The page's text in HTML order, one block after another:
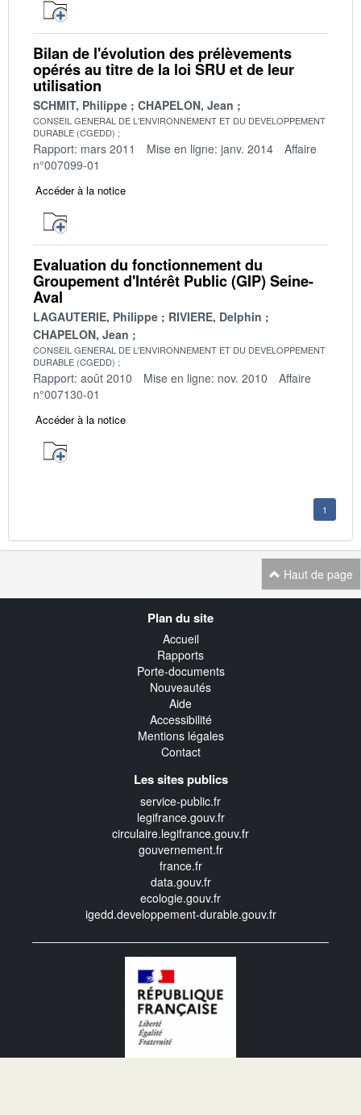
Bilan de l'évolution des prélèvements
opérés au titre de la loi SRU et de leur
utilisation
SCHMIT, Philippe CHAPELON, Jean
CONSEIL GENERAL DE L'ENVIRONNEMENT ET DU DEVELOPPEMENT
DURABLE (CGEDD)
Rapport: mars 2011 Mise en ligne: janv. 2014
Affaire
n°007099-01
Accéder à la notice
Evaluation du fonctionnement du
Groupement d'Intérêt Public (GIP) Seine-
Aval
LAGAUTERIE, Philippe
RIVIERE, Delphin
CHAPELON, Jean
CONSEIL GENERAL DE L'ENVIRONNEMENT ET DU DEVELOPPEMENT
DURABLE (CGEDD)
Rapport: août 2010 Mise en ligne: nov. 2010
Affaire
n°007130-01
Accéder à la notice
1
Haut de page
Plan du site
Accueil
Rapports
Porte-documents
Nouveautés
Aide
Accessibilité
Mentions légales
Contact
Les sites publics
service-public.fr
legifrance.gouv.fr
circulaire.legifrance.gouv.fr
gouvernement.fr
france.fr
data.gouv.fr
ecologie.gouv.fr
igedd.developpement-durable.gouv.fr